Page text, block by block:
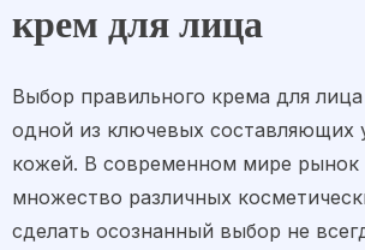
крем для лица
Выбор правильного крема для лица
одной из ключевых составляющих
кожей. В современном мире рынок
множество различных
сделать осознанный выбор не